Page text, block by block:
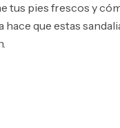
tus pies frescos y
hace que estas